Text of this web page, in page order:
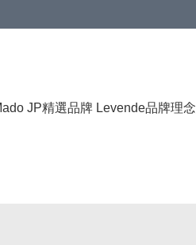
JP精選品牌 Levende品牌理念